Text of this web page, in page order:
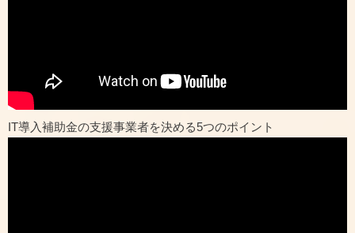
IT導入補助金の支援事業者を決める5つのポイント